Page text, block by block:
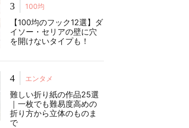
3 100均
【100均のフック12選】ダ
イソー・セリアの壁に穴
を開けないタイプも！
4 エンタメ
難しい折り紙の作品25選
｜一枚でも難易度高めの
折り方から立体のものま
で